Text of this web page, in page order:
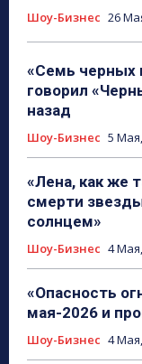
Шоу-Бизнес 26
«Семь черных
говорил
назад
Шоу-Бизнес 5
«Лена, как же
смерти
солнцем»
Шоу-Бизнес 4
«Опасность
мая-2026 и
Шоу-Бизнес 4